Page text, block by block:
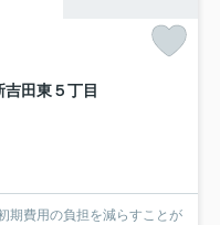
田東５丁目
期費用の負担を減らすことが